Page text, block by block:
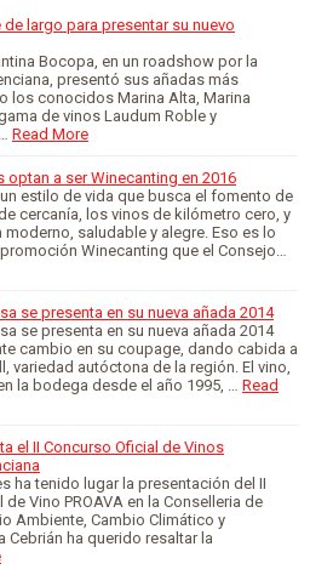
largo para presentar su nuevo
Bocopa, en un roadshow por la
presentó sus añadas más
los conocidos Marina Alta, Marina
de vinos Laudum Roble y
Read More
optan a ser Winecanting en 2016
estilo de vida que busca el fomento de
cercanía, los vinos de kilómetro cero, y
moderno, saludable y alegre. Eso es lo
Winecanting que el Consejo…
se presenta en su nueva añada 2014
se presenta en su nueva añada 2014
cambio en su coupage, dando cabida a
variedad autóctona de la región. El vino,
la bodega desde el año 1995, … Read
el II Concurso Oficial de Vinos
ha tenido lugar la presentación del II
Vino PROAVA en la Conselleria de
Ambiente, Cambio Climático y
Cebrián ha querido resaltar la